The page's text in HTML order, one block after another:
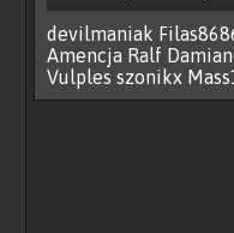
devilmaniak
Amencja Ralf
Vulples szonikx